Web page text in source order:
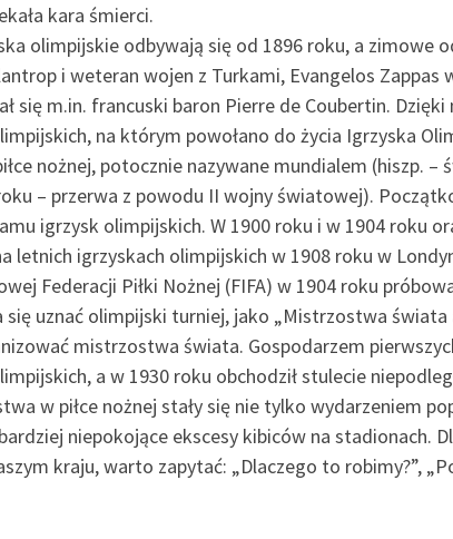
kara śmierci.
olimpijskie odbywają się od 1896 roku, a zimowe
i weteran wojen z Turkami, Evangelos
się m.in. francuski baron Pierre de Coubertin.
na którym powołano do życia Igrzyska
nożnej, potocznie nazywane mundialem (hiszp.
– przerwa z powodu II wojny światowej).
igrzysk olimpijskich. W 1900 roku i w 1904 roku
letnich igrzyskach olimpijskich w 1908 roku w
Federacji Piłki Nożnej (FIFA) w 1904 roku
się uznać olimpijski turniej, jako „Mistrzostwa
mistrzostwa świata. Gospodarzem
a w 1930 roku obchodził stulecie
w piłce nożnej stały się nie tylko wydarzeniem
niepokojące ekscesy kibiców na stadionach.
kraju, warto zapytać: „Dlaczego to robimy?”,